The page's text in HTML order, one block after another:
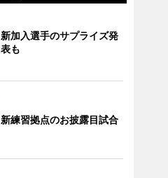
新加入選手のサプライズ発
表も
新練習拠点のお披露目試合